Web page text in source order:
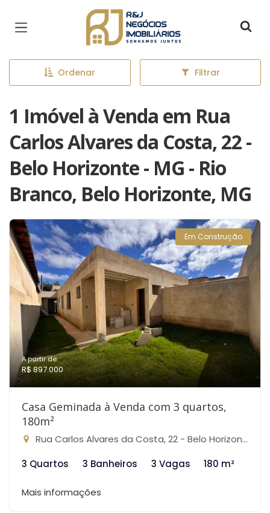
Página inicial
Ordenar Filtrar
1 Imóvel à Venda em Rua
Carlos Alvares da Costa, 22 -
Belo Horizonte - MG - Rio
Branco, Belo Horizonte, MG
Em Construção
A partir de:
R$ 897.000
Casa Geminada à Venda com 3 quartos,
180m²
Rua Carlos Alvares da Costa, 22 - Belo Horizonte - MG, 22 - Rio Branco, Belo Horizonte-MG
3 Quartos
3 Banheiros 3 Vagas 180 m²
Mais informações